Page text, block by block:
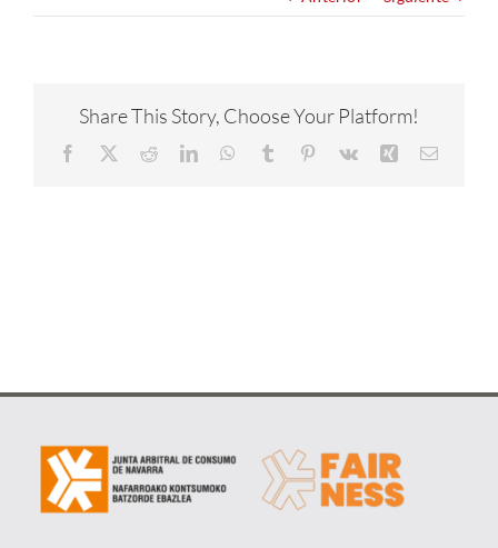
CONTACTA
Share This Story, Choose Your Platform!
Facebook RedditLinkedInWhatsApp
Tumblr Pinterest
Vk Xing Correo